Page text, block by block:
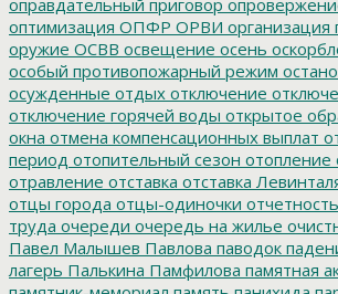
оптимизация ОПФР ОРВИ организация
оружие ОСВВ освещение осень
особый противопожарный режим
осужденные отдых отключение
отключение горячей воды открытое
окна отмена компенсационных выплат
период отопительный сезон отопление
отравление отставка отставка
отцы города отцы-одиночки отчетность
труда очереди очередь на жилье
Павел Малышев Павлова паводок
лагерь Палькина Памфилова памятная